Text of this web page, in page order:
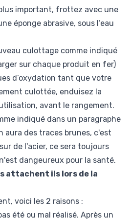
important, frottez avec une
éponge abrasive, sous l’eau
culottage comme indiqué
sur chaque produit en fer)
d’oxydation tant que votre
culottée, enduisez la
avant le rangement.
indiqué dans un paragraphe
aura des traces brunes, c'est
de l'acier, ce sera toujours
dangeureux pour la santé.
attachent ils lors de la
voici les 2 raisons :
été ou mal réalisé. Après un